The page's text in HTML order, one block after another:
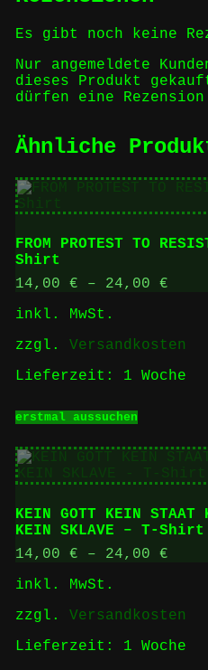
Es gibt noch keine
Nur angemeldete
dieses Produkt
dürfen eine Rezension
Ähnliche
FROM PROTEST TO
Shirt
14,00 € – 24,00 €
inkl. MwSt.
zzgl. Versandkosten
Lieferzeit: 1 Woche
erstmal aussuchenProdukt
mehrere
auf.
Optionen
können
auf
werden
KEIN GOTT KEIN STAAT
KEIN SKLAVE – T-Shirt
14,00 € – 24,00 €
inkl. MwSt.
zzgl. Versandkosten
Lieferzeit: 1 Woche